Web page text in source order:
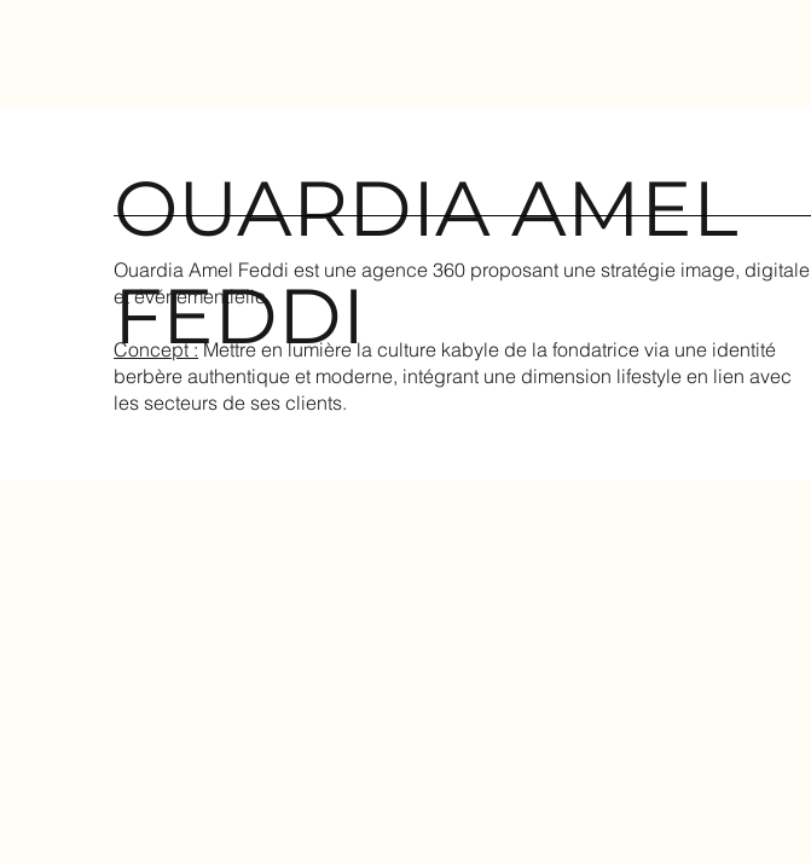
OUARDIA AMEL
FEDDI
Ouardia Amel Feddi est une agence 360 proposant une stratégie image, digitale
et événementielle.
Concept :Mettre en lumière la culture kabyle de la fondatrice via une identité
berbère authentique et moderne, intégrant une dimension lifestyle en lien avec
les secteurs de ses clients.